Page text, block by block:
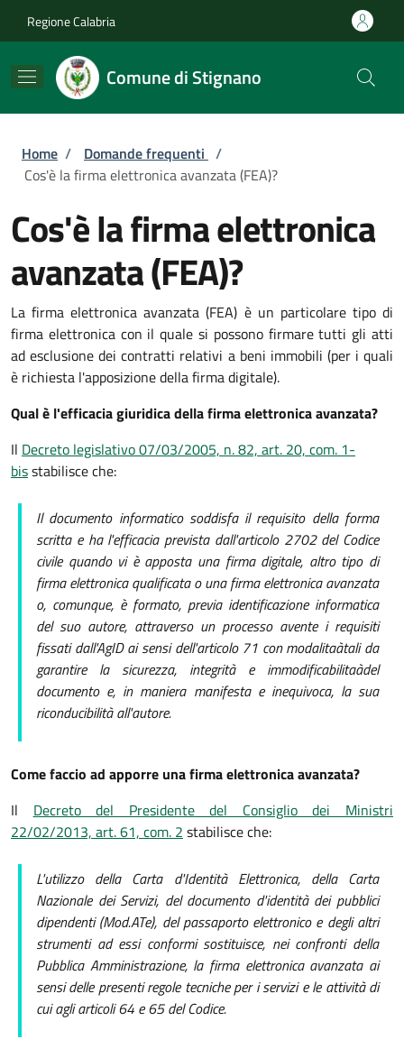
Regione Calabria
Comune di Stignano
Briciole di pane
Home / Domande frequenti /
Cos'è la firma elettronica avanzata (FEA)?
Cos'è la firma elettronica
avanzata (FEA)?
La firma elettronica avanzata (FEA) è un particolare tipo di
firma elettronica con il quale si possono firmare tutti gli atti
ad esclusione dei contratti relativi a beni immobili (per i quali
è richiesta l'apposizione della firma digitale).
Qual è l'efficacia giuridica della firma elettronica avanzata?
Il Decreto legislativo 07/03/2005, n. 82, art. 20, com. 1-
bisstabilisce che:
Il documento informatico soddisfa il requisito della forma
scritta e ha l'efficacia prevista dall'articolo 2702 del Codice
civile quando vi è apposta una firma digitale, altro tipo di
firma elettronica qualificata o una firma elettronica avanzata
o, comunque, è formato, previa identificazione informatica
del suo autore, attraverso un processo avente i requisiti
fissati dall'AgID ai sensi dell'articolo 71 con modalitaàtali da
garantire la sicurezza, integrità e immodificabilitaàdel
documento e, in maniera manifesta e inequivoca, la sua
riconducibilità all'autore.
Come faccio ad apporre una firma elettronica avanzata?
Il Decreto del Presidente del Consiglio dei Ministri
22/02/2013, art. 61, com. 2 stabilisce che:
L'utilizzo della Carta d'Identità Elettronica, della Carta
Nazionale dei Servizi, del documento d'identità dei pubblici
dipendenti (Mod.ATe), del passaporto elettronico e degli altri
strumenti ad essi conformi sostituisce, nei confronti della
Pubblica Amministrazione, la firma elettronica avanzata ai
sensi delle presenti regole tecniche per i servizi e le attività di
cui agli articoli 64 e 65 del Codice.